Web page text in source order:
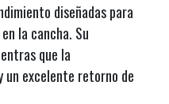
diseñadas para
la cancha. Su
que la
un excelente retorno de